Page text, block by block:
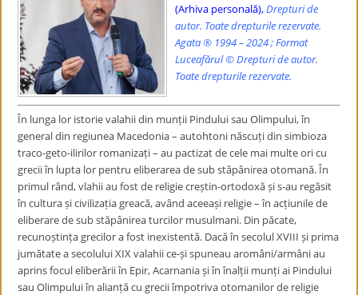
(Arhiva personală),Drepturi de
autor. Toate drepturile rezervate.
Agata ® 1994 – 2024 ; Format
Luceafărul © Drepturi de autor.
Toate drepturile rezervate.
În lunga lor istorie valahii din munții Pindului sau Olimpului, în
general din regiunea Macedonia – autohtoni născuți din simbioza
traco-geto-ilirilor romanizați – au pactizat de cele mai multe ori cu
grecii în lupta lor pentru eliberarea de sub stăpânirea otomană. În
primul rând, vlahii au fost de religie creștin-ortodoxă și s-au regăsit
în cultura și civilizația greacă, având aceeași religie – în acțiunile de
eliberare de sub stăpânirea turcilor musulmani. Din păcate,
recunoștința grecilor a fost inexistentă. Dacă în secolul XVIII și prima
jumătate a secolului XIX valahii ce-și spuneau aromâni/armâni au
aprins focul eliberării în Epir, Acarnania și în înalții munți ai Pindului
sau Olimpului în alianță cu grecii împotriva otomanilor de religie